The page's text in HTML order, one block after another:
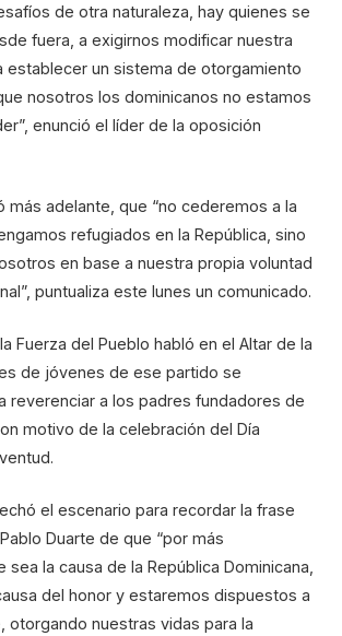
de otra naturaleza, hay quienes se
fuera, a exigirnos modificar nuestra
establecer un sistema de otorgamiento
nosotros los dominicanos no estamos
enunció el líder de la oposición
más adelante, que “no cederemos a la
refugiados en la República, sino
en base a nuestra propia voluntad
puntualiza este lunes un comunicado.
Fuerza del Pueblo habló en el Altar de la
de jóvenes de ese partido se
reverenciar a los padres fundadores de
motivo de la celebración del Día
el escenario para recordar la frase
Duarte de que “por más
la causa de la República Dominicana,
del honor y estaremos dispuestos a
otorgando nuestras vidas para la